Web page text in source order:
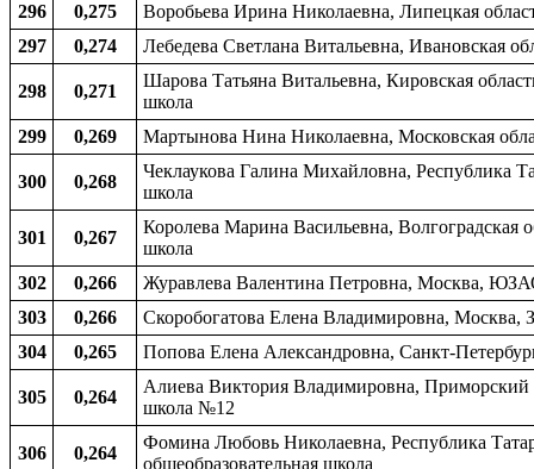
296
0,275
Воробьева Ирина Николаевна, Липецкая
297
0,274 Лебедева Светлана Витальевна, Ивановская
298 0,271
Шарова Татьяна Витальевна, Кировская
школа
299
0,269 Мартынова Нина Николаевна, Московская
300 0,268
Чеклаукова Галина Михайловна, Республика
школа
301 0,267
Королева Марина Васильевна, Волгоградская
школа
302
0,266
Журавлева Валентина Петровна, Москва,
303
0,266
Скоробогатова Елена Владимировна,
304
0,265 Попова Елена Александровна, Санкт-
305 0,264
Алиева Виктория Владимировна, Приморский
школа №12
306 0,264
Фомина Любовь Николаевна, Республика
общеобразовательная школа